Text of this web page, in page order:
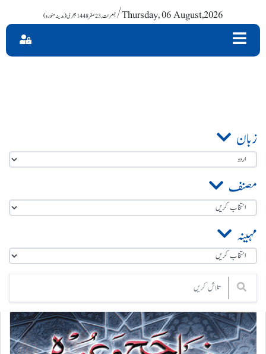
/ Thursday, 06 August,2026
زبان
مصنف
مہینہ